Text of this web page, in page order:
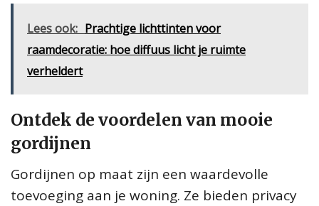
Lees ook: Prachtige lichttinten voor
raamdecoratie: hoe diffuus licht je ruimte
verheldert
Ontdek de voordelen van mooie
gordijnen
Gordijnen op maat zijn een waardevolle
toevoeging aan je woning. Ze bieden privacy